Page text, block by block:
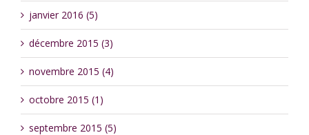
janvier 2016 (5)
décembre 2015 (3)
novembre 2015 (4)
octobre 2015 (1)
septembre 2015 (5)